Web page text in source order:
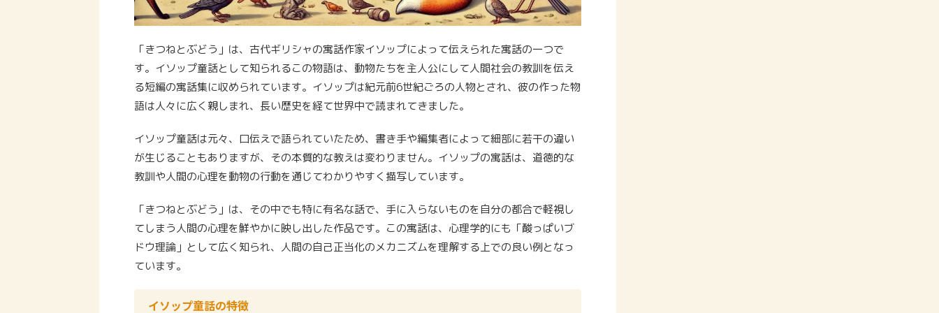
「きつねとぶどう」は、古代ギリシャの寓話作家イソップによって伝えられた寓話の一つで
す。イソップ童話として知られるこの物語は、動物たちを主人公にして人間社会の教訓を伝え
る短編の寓話集に収められています。イソップは紀元前6世紀ごろの人物とされ、彼の作った物
語は人々に広く親しまれ、長い歴史を経て世界中で読まれてきました。
イソップ童話は元々、口伝えで語られていたため、書き手や編集者によって細部に若干の違い
が生じることもありますが、その本質的な教えは変わりません。イソップの寓話は、道徳的な
教訓や人間の心理を動物の行動を通じてわかりやすく描写しています。
「きつねとぶどう」は、その中でも特に有名な話で、手に入らないものを自分の都合で軽視し
てしまう人間の心理を鮮やかに映し出した作品です。この寓話は、心理学的にも「酸っぱいブ
ドウ理論」として広く知られ、人間の自己正当化のメカニズムを理解する上での良い例となっ
ています。
イソップ童話の特徴